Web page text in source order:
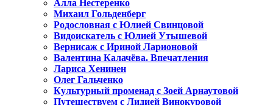
Алла Нестеренко
Михаил Гольденберг
Родословная с Юлией Свинцовой
Видоискатель с Юлией Утышевой
Вернисаж с Ириной Ларионовой
Валентина Калачёва. Впечатления
Лариса Хенинен
Олег Гальченко
Культурный променад с Зоей Арнаутовой
Путешествуем с Лидией Винокуровой